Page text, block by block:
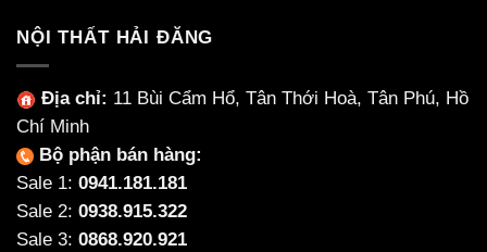
NỘI THẤT HẢI ĐĂNG
Địa chỉ: 11 Bùi Cẩm Hổ, Tân Thới Hoà, Tân Phú, Hồ
Chí Minh
Bộ phận bán hàng:
Sale 1: 0941.181.181
Sale 2: 0938.915.322
Sale 3: 0868.920.921